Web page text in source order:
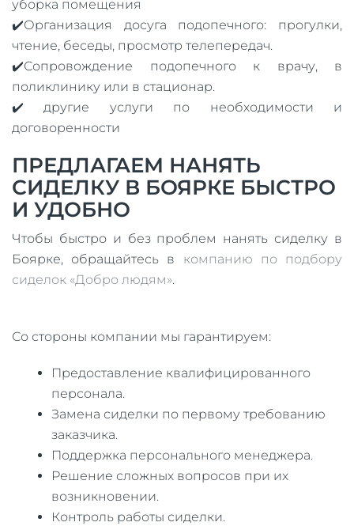
уборка помещения
✔️Организация досуга подопечного: прогулки,
чтение, беседы, просмотр телепередач.
✔️Сопровождение подопечного к врачу, в
поликлинику или в стационар.
✔️ другие услуги по необходимости и
договоренности
ПРЕДЛАГАЕМ НАНЯТЬ
СИДЕЛКУ В БОЯРКЕ БЫСТРО
И УДОБНО
Чтобы быстро и без проблем нанять сиделку в
Боярке, обращайтесь в компанию по подбору
сиделок «Добро людям».
Со стороны компании мы гарантируем:
Предоставление квалифицированного
персонала.
Замена сиделки по первому требованию
заказчика.
Поддержка персонального менеджера.
Решение сложных вопросов при их
возникновении.
Контроль работы сиделки.